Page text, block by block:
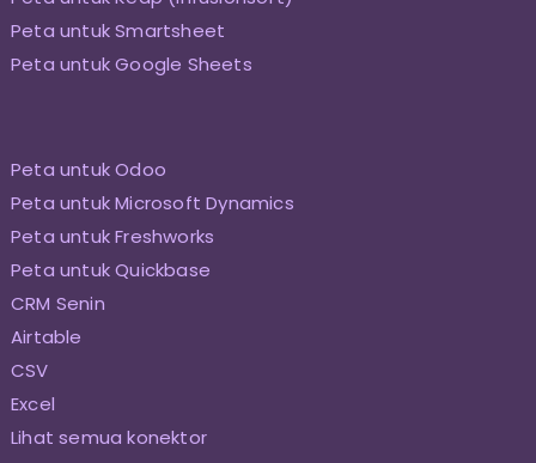
Peta untuk Smartsheet
Peta untuk Google Sheets
Peta untuk Odoo
Peta untuk Microsoft Dynamics
Peta untuk Freshworks
Peta untuk Quickbase
CRM Senin
Airtable
CSV
Excel
Lihat semua konektor